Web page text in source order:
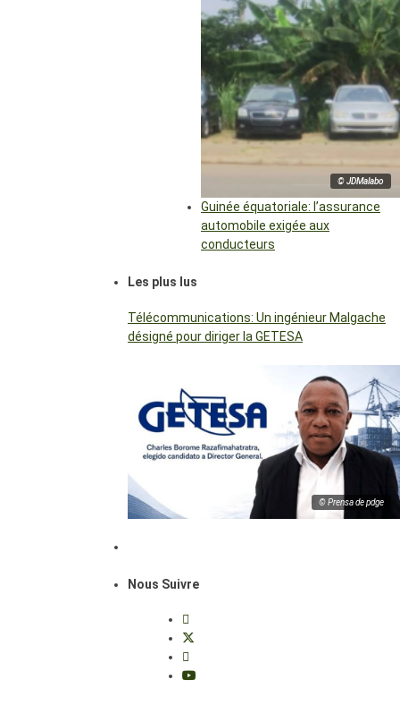
© JDMalabo
Guinée équatoriale: l’assurance
automobile exigée aux
conducteurs
Les plus lus
Télécommunications: Un ingénieur Malgache
désigné pour diriger la GETESA
© Prensa de pdge
Nous Suivre